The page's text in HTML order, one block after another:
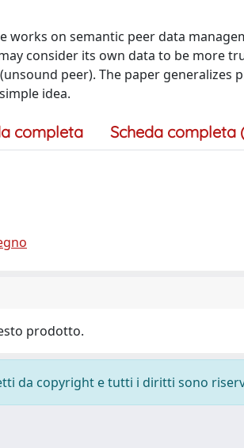
works on semantic peer data
consider its own data to be more
peer). The paper
idea.
completa Scheda completa
prodotto.
da copyright e tutti i diritti sono